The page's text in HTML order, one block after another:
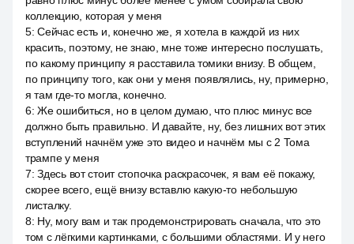
коллекцию, которая у меня
5:Сейчас есть и, конечно же, я хотела в каждой из них
красить, поэтому, не знаю, мне тоже интересно послушать,
по какому принципу я расставила томики внизу. В общем,
по принципу того, как они у меня появлялись, ну, примерно,
я там где-то могла, конечно.
6:Же ошибиться, но в целом думаю, что плюс минус все
должно быть правильно. И давайте, ну, без лишних вот этих
вступлений начнём уже это видео и начнём мы с 2 Тома
трампе у меня
7:Здесь вот стоит стопочка раскрасочек, я вам её покажу,
скорее всего, ещё внизу вставлю какую-то небольшую
листалку.
8: Ну, могу вам и так продемонстрировать сначала, что это
том с лёгкими картинками, с большими областями. И у него